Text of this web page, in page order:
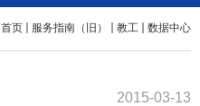
首页 服务指南（旧） 教工 数据中心
2015-03-13